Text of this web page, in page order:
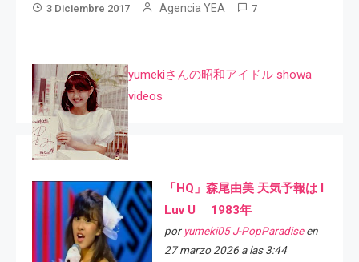
3 Diciembre 2017 Agencia YEA 7
yumekiさんの昭和アイドル showa
videos
「HQ」森尾由美 天気予報は I
Luv U 1983年
por yumeki05 J-PopParadiseen
27 marzo 2026 a las 3:44